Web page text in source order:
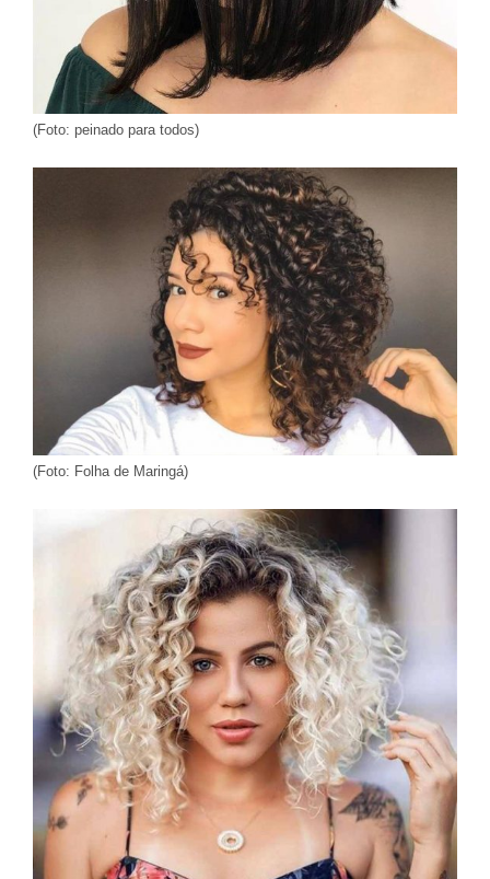
(Foto: peinado para todos)
(Foto: Folha de Maringá)